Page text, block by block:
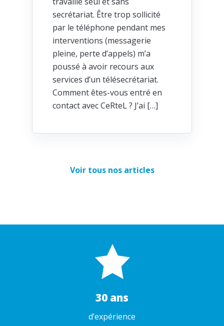
secrétariat. Être trop sollicité
par le téléphone pendant mes
interventions (messagerie
pleine, perte d’appels) m’a
poussé à avoir recours aux
services d’un télésecrétariat.
Comment êtes-vous entré en
contact avec CeRteL ? J’ai […]
Voir tous nos articles
30 ans
d’expérience